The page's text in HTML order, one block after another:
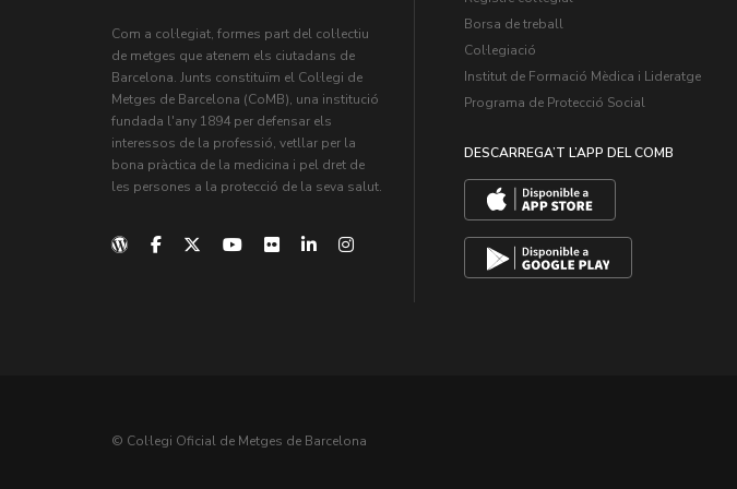
Com a col·legiat, formes part del col·lectiu
de metges que atenem els ciutadans de
Barcelona. Junts constituïm el Col·legi de
Metges de Barcelona (CoMB), una institució
fundada l'any 1894 per defensar els
interessos de la professió, vetllar per la
bona pràctica de la medicina i pel dret de
les persones a la protecció de la seva salut.
Borsa de treball
Col·legiació
Institut de Formació Mèdica i Lideratge
Programa de Protecció Social
DESCARREGA’T L’APP DEL COMB
© Col·legi Oficial de Metges de Barcelona